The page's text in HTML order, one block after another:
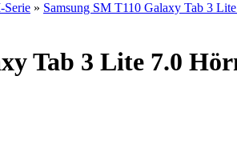
Serie » Samsung SM T110 Galaxy Tab 3
Tab 3 Lite 7.0